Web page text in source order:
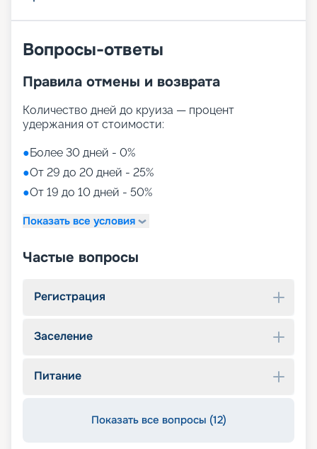
Вопросы-ответы
Правила отмены и возврата
Количество дней до круиза — процент
удержания от стоимости:
●Более 30 дней - 0%
●От 29 до 20 дней - 25%
●От 19 до 10 дней - 50%
Показать все условия
Частые вопросы
Регистрация
Заселение
Питание
Показать все вопросы (12)